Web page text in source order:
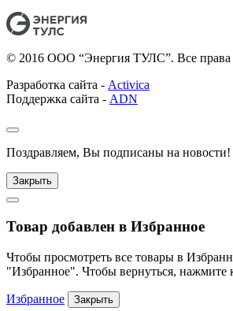
© 2016 ООО “Энергия ТУЛС”. Все
Разработка сайта - Activica
Поддержка сайта - ADN
Поздравляем, Вы подписаны на новости!
Закрыть
Товар добавлен в Избранное
Чтобы просмотреть все товары в
"Избранное". Чтобы вернуться, нажмите
Избранное Закрыть